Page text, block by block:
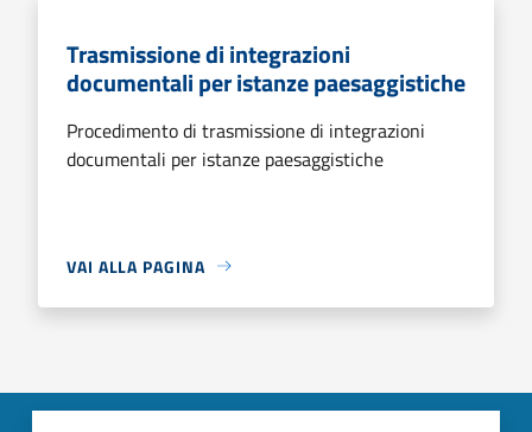
Trasmissione di integrazioni
documentali per istanze paesaggistiche
Procedimento di trasmissione di integrazioni
documentali per istanze paesaggistiche
VAI ALLA PAGINA